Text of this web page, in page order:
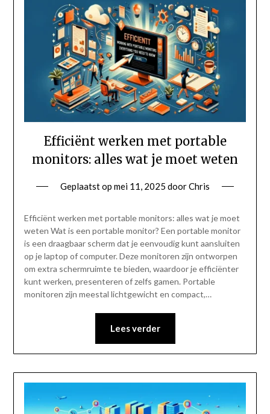
Efficiënt werken met portable
monitors: alles wat je moet weten
Geplaatst op mei 11, 2025 doorChris
Efficiënt werken met portable monitors: alles wat je moet
weten Wat is een portable monitor? Een portable monitor
is een draagbaar scherm dat je eenvoudig kunt aansluiten
op je laptop of computer. Deze monitoren zijn ontworpen
om extra schermruimte te bieden, waardoor je efficiënter
kunt werken, presenteren of zelfs gamen. Portable
monitoren zijn meestal lichtgewicht en compact,…
Lees verder